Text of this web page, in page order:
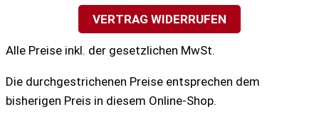
VERTRAG WIDERRUFEN
Alle Preise inkl. der gesetzlichen MwSt.
Die durchgestrichenen Preise entsprechen dem
bisherigen Preis in diesem Online-Shop.